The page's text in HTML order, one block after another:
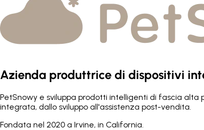
Azienda produttrice di dispositivi
PetSnowy e sviluppa prodotti intelligenti di fascia
integrata, dallo sviluppo all'assistenza post-vendita.
Fondata nel 2020 a Irvine, in California.